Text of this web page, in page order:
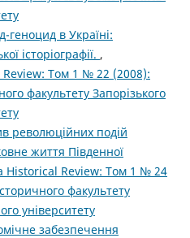
геноцид в Україні:
історіографії. ,
Том 1 № 22 (2008):
факультету Запорізького
революційних подій
життя Південної
Historical Review: Том 1 № 24
факультету
університету
забезпечення